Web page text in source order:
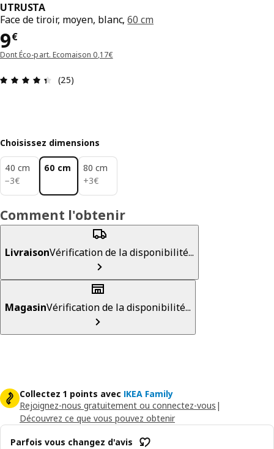
UTRUSTA
Face de tiroir, moyen, blanc,60 cm
9€
Prix 9€
Dont Éco-part. Ecomaison 0,17€
Avis: 4.4 sur 5 étoiles Nombre total d'avis: 25
(25)
Choisissez dimensions
40 cm
−3€
3€
60 cm
80 cm
+3€
3€
Comment l'obtenir
LivraisonVérification de la disponibilité...
MagasinVérification de la disponibilité...
Collectez 1 points avec IKEA Family
Rejoignez-nous gratuitement ou connectez-vous |
Découvrez ce que vous pouvez obtenir
Parfois vous changez d'avis